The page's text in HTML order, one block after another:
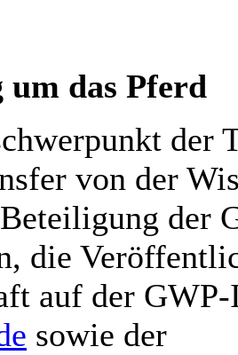
um das Pferd
der
von der
der
die
auf der
sowie der